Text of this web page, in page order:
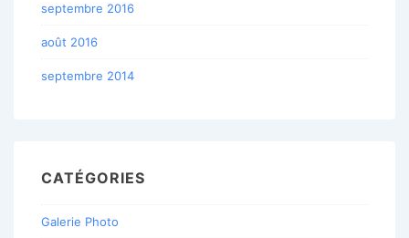
septembre 2016
août 2016
septembre 2014
CATÉGORIES
Galerie Photo